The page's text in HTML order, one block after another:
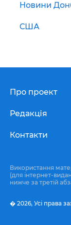
Новини
США
Про проект
Редакція
Контакти
Використання
(для інтернет-
нижче за третій
� 2026, Усі права